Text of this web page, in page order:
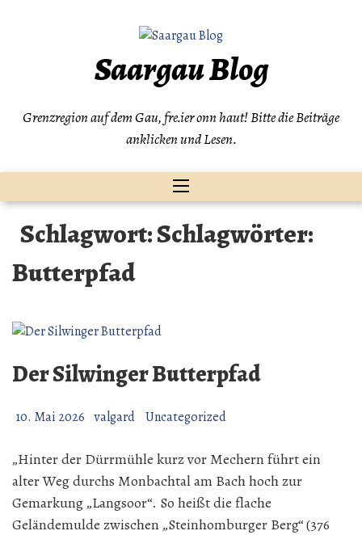
Saargau Blog
Grenzregion auf dem Gau, fre.ier onn haut! Bitte die Beiträge
anklicken und Lesen.
Schlagwort:Schlagwörter:
Butterpfad
Der Silwinger Butterpfad
10. Mai 2026 valgard Uncategorized
„Hinter der Dürrmühle kurz vor Mechern führt ein
alter Weg durchs Monbachtal am Bach hoch zur
Gemarkung „Langsoor“. So heißt die flache
Geländemulde zwischen „Steinhomburger Berg“ (376